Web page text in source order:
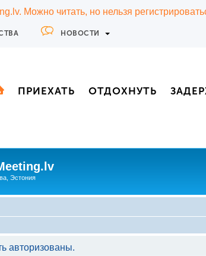
Можно читать, но нельзя
НОВОСТИ
ПРИЕХАТЬ ОТДОХНУТЬ
Эстония
авторизованы.